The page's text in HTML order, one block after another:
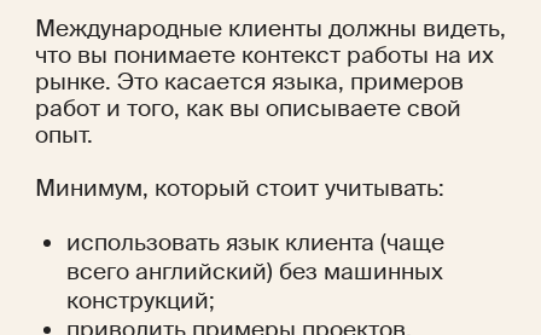
Международные клиенты должны видеть,
что вы понимаете контекст работы на их
рынке. Это касается языка, примеров
работ и того, как вы описываете свой
опыт.
Минимум, который стоит учитывать:
использовать язык клиента (чаще
всего английский) без машинных
конструкций;